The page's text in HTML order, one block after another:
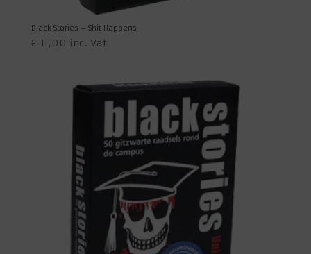
Black Stories – Shit Happens
€ 11,00 inc. Vat